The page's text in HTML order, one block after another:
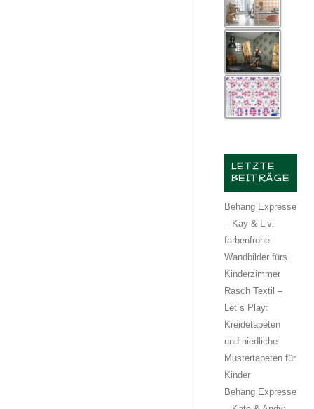
LETZTE
BEITRÄGE
Behang Expresse
– Kay & Liv:
farbenfrohe
Wandbilder fürs
Kinderzimmer
Rasch Textil –
Let´s Play:
Kreidetapeten
und niedliche
Mustertapeten für
Kinder
Behang Expresse